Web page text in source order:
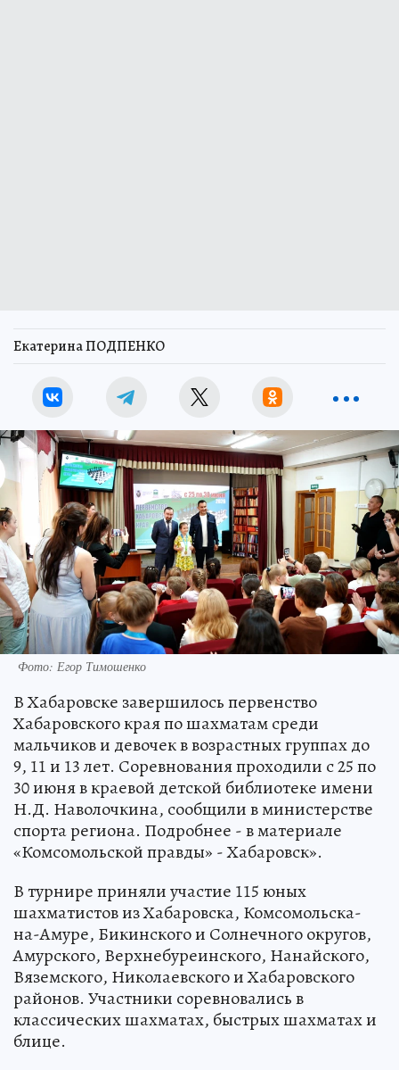
Екатерина ПОДПЕНКО
Фото: Егор Тимошенко
В Хабаровске завершилось первенство
Хабаровского края по шахматам среди
мальчиков и девочек в возрастных группах до
9, 11 и 13 лет. Соревнования проходили с 25 по
30 июня в краевой детской библиотеке имени
Н.Д. Наволочкина, сообщили в министерстве
спорта региона. Подробнее - в материале
«Комсомольской правды» - Хабаровск».
В турнире приняли участие 115 юных
шахматистов из Хабаровска, Комсомольска-
на-Амуре, Бикинского и Солнечного округов,
Амурского, Верхнебуреинского, Нанайского,
Вяземского, Николаевского и Хабаровского
районов. Участники соревновались в
классических шахматах, быстрых шахматах и
блице.